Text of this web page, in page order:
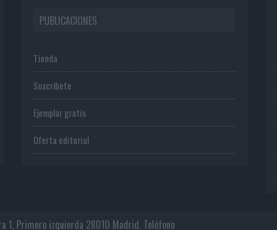
PUBLICACIONES
Tienda
Suscríbete
Ejemplar gratis
Oferta editorial
1, Primero izquierda 28010 Madrid. Teléfono